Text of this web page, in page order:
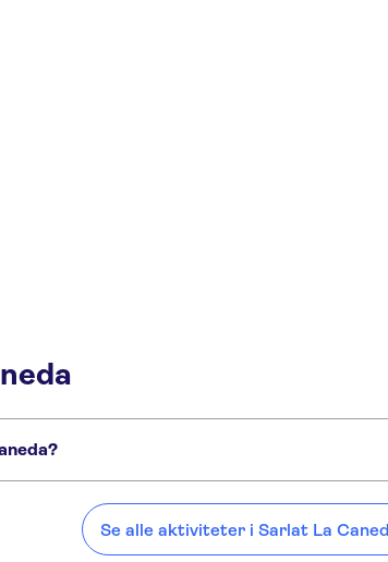
Se alle aktiviteter i Sarlat La